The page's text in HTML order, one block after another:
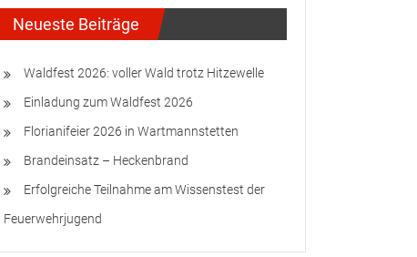
Neueste Beiträge
Waldfest 2026: voller Wald trotz Hitzewelle
Einladung zum Waldfest 2026
Florianifeier 2026 in Wartmannstetten
Brandeinsatz – Heckenbrand
Erfolgreiche Teilnahme am Wissenstest der
Feuerwehrjugend